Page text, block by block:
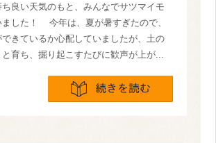
良い天気のもと、みんなでサツマイモ
ました！ 今年は、夏が暑すぎたので、
きているか心配していましたが、土の
育ち、掘り起こすたびに歓声が上が...